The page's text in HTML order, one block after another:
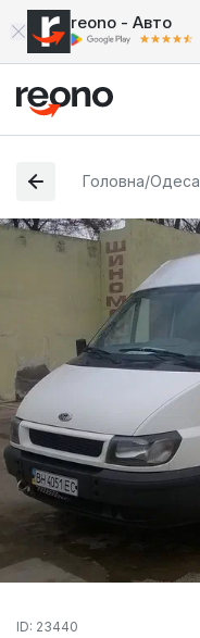
reono - Авто
Головна/Одеса
ID: 23440